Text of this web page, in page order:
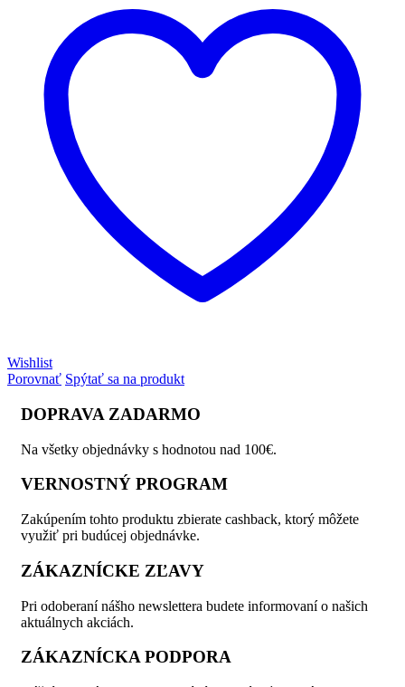
Wishlist
Porovnať Spýtať sa na produkt
DOPRAVA ZADARMO
Na všetky objednávky s hodnotou nad 100€.
VERNOSTNÝ PROGRAM
Zakúpením tohto produktu zbierate cashback, ktorý môžete
využiť pri budúcej objednávke.
ZÁKAZNÍCKE ZĽAVY
Pri odoberaní nášho newslettera budete informovaní o našich
aktuálnych akciách.
ZÁKAZNÍCKA PODPORA